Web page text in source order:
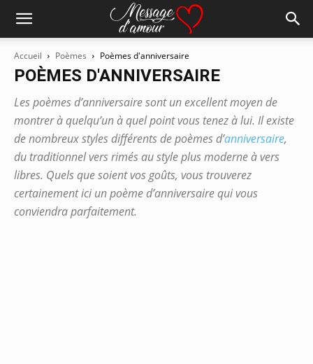
Accueil Poèmes Poèmes d'anniversaire
POÈMES D'ANNIVERSAIRE
Les poèmes d’anniversaire sont un excellent moyen de
montrer à quelqu’un à quel point vous tenez à lui. Il existe
de nombreux styles différents de poèmes d’anniversaire,
du traditionnel vers rimés au style plus moderne à vers
libres. Quels que soient vos goûts, vous trouverez
certainement ici un poème d’anniversaire qui vous
conviendra parfaitement.